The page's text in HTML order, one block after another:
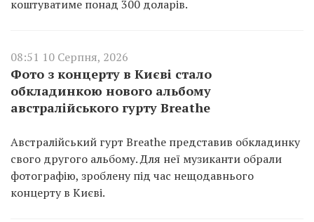
коштуватиме понад 300 доларів.
08:51 10 Серпня, 2026
Фото з концерту в Києві стало
обкладинкою нового альбому
австралійського гурту Breathe
Австралійський гурт Breathe представив обкладинку
свого другого альбому. Для неї музиканти обрали
фотографію, зроблену під час нещодавнього
концерту в Києві.